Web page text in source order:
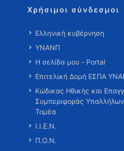
Χρήσιμοι σύνδεσμοι
Ελληνική κυβέρνηση
ΥΝΑΝΠ
Η σελίδα μου - Portal
Επιτελική Δομή ΕΣΠΑ
Κώδικας Ηθικής και
Συμπεριφοράς
Τομέα
Ι.Ι.Ε.Ν.
Π.Ο.Ν.